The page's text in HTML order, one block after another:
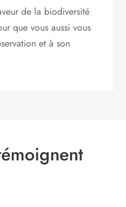
de la biodiversité
que vous aussi vous
et à son